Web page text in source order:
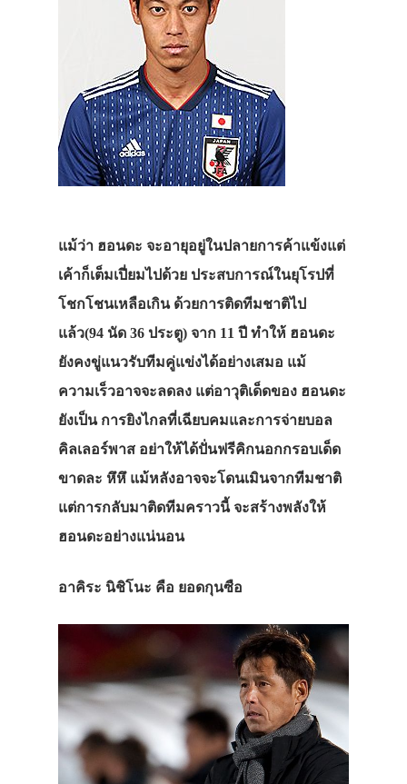
แม้ว่า ฮอนดะ จะอายุอยู่ในปลายการค้าแข้งแต่
เค้าก็เต็มเปี่ยมไปด้วย ประสบการณ์ในยุโรปที่
โชกโชนเหลือเกิน ด้วยการติดทีมชาติไป
แล้ว(94 นัด 36 ประตู) จาก 11 ปี ทำให้ ฮอนดะ
ยังคงขู่แนวรับทีมคู่แข่งได้อย่างเสมอ แม้
ความเร็วอาจจะลดลง แต่อาวุติเด็ดของ ฮอนดะ
ยังเป็น การยิงไกลที่เฉียบคมและการจ่ายบอล
คิลเลอร์พาส อย่าให้ได้ปั่นฟรีคิกนอกกรอบเด็ด
ขาดละ หึหึ แม้หลังอาจจะโดนเมินจากทีมชาติ
แต่การกลับมาติดทีมคราวนี้ จะสร้างพลังให้
ฮอนดะอย่างแน่นอน
อาคิระ นิชิโนะ คือ ยอดกุนซือ